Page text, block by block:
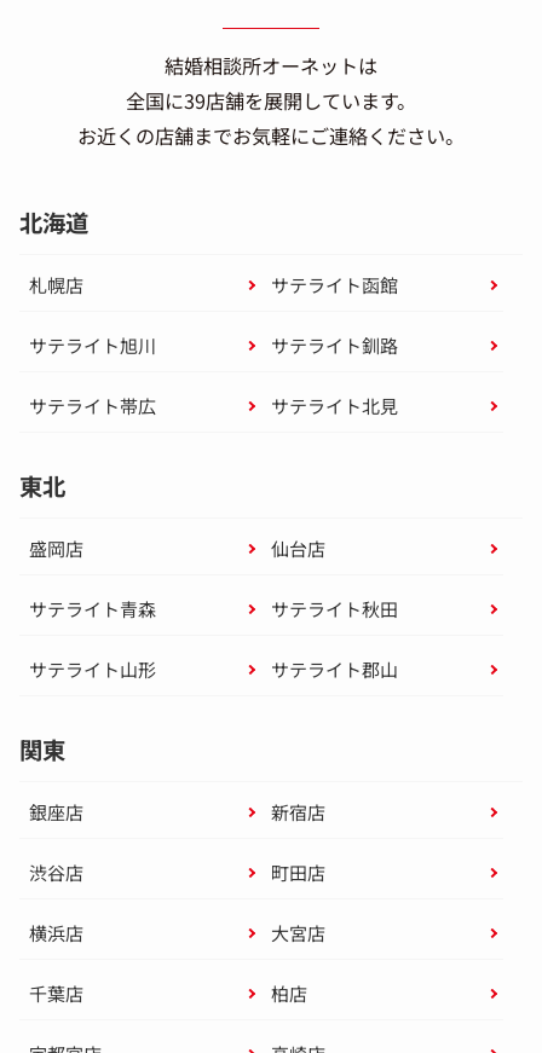
結婚相談所オーネットは
全国に39店舗を展開しています。
お近くの店舗までお気軽にご連絡ください。
北海道
札幌店 サテライト函館
サテライト旭川 サテライト釧路
サテライト帯広 サテライト北見
東北
盛岡店 仙台店
サテライト青森 サテライト秋田
サテライト山形 サテライト郡山
関東
銀座店 新宿店
渋谷店 町田店
横浜店 大宮店
千葉店 柏店